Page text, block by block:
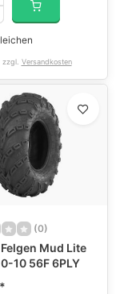
Versandkosten
(0)
Felgen Mud Lite
10 56F 6PLY